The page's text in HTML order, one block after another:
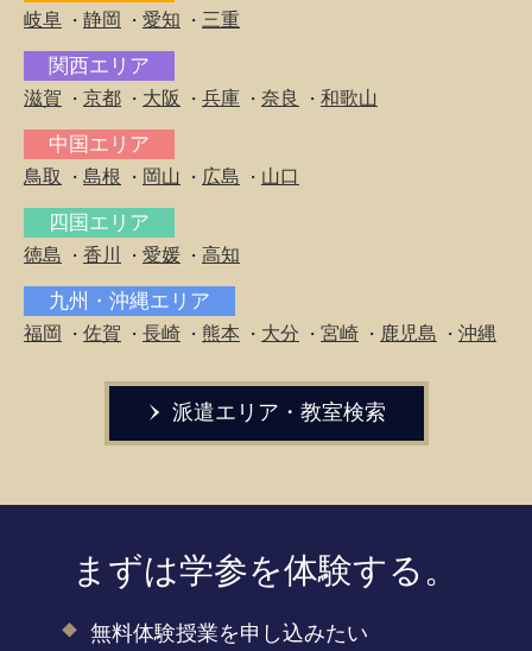
岐阜 ・ 静岡 ・ 愛知 ・ 三重
関西エリア
滋賀 ・ 京都 ・ 大阪 ・ 兵庫 ・ 奈良 ・ 和歌山
中国エリア
鳥取 ・ 島根 ・ 岡山 ・ 広島 ・ 山口
四国エリア
徳島 ・ 香川 ・ 愛媛 ・ 高知
九州・沖縄エリア
福岡 ・ 佐賀 ・ 長崎 ・ 熊本 ・ 大分 ・ 宮崎 ・ 鹿児島 ・ 沖縄
派遣エリア・教室検索
まずは学参を体験する。
無料体験授業を申し込みたい